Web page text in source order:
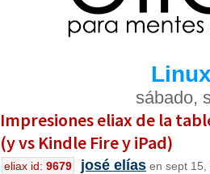
Linux
sábado,
Impresiones eliax de la
(y vs Kindle Fire y iPad)
eliax id: 9679 josé elías en sept 15,